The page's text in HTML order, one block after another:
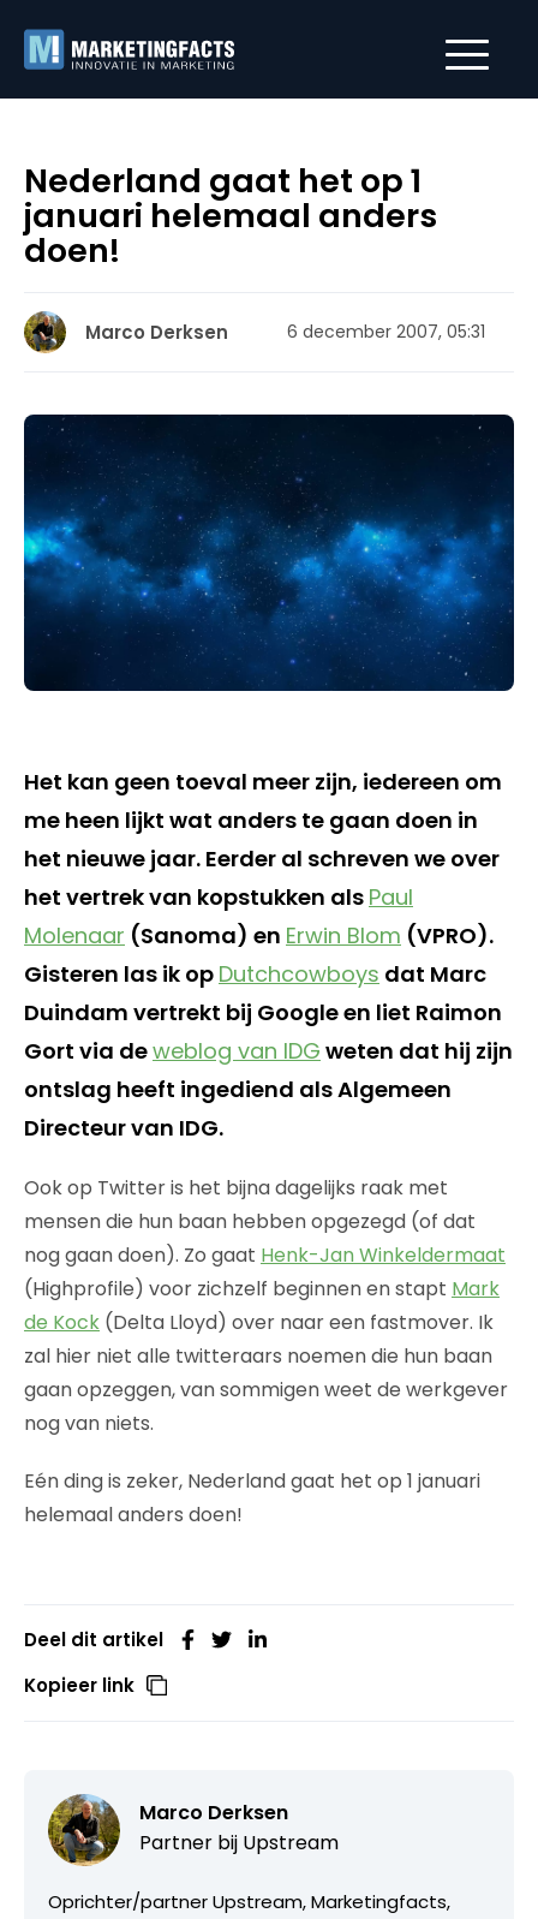
Nederland gaat het op 1
januari helemaal anders
doen!
Marco Derksen 6 december 2007, 05:31
Het kan geen toeval meer zijn, iedereen om
me heen lijkt wat anders te gaan doen in
het nieuwe jaar. Eerder al schreven we over
het vertrek van kopstukken als Paul
Molenaar (Sanoma) en Erwin Blom (VPRO).
Gisteren las ik op Dutchcowboys dat Marc
Duindam vertrekt bij Google en liet Raimon
Gort via deweblog van IDG weten dat hij zijn
ontslag heeft ingediend als Algemeen
Directeur van IDG.
Ook op Twitter is het bijna dagelijks raak met
mensen die hun baan hebben opgezegd (of dat
nog gaan doen). Zo gaat Henk-Jan Winkeldermaat
(Highprofile) voor zichzelf beginnen en stapt Mark
de Kock (Delta Lloyd) over naar een fastmover. Ik
zal hier niet alle twitteraars noemen die hun baan
gaan opzeggen, van sommigen weet de werkgever
nog van niets.
Eén ding is zeker, Nederland gaat het op 1 januari
helemaal anders doen!
Deel dit artikel
Kopieer link
Marco Derksen
Partner bij Upstream
Oprichter/partner Upstream, Marketingfacts,